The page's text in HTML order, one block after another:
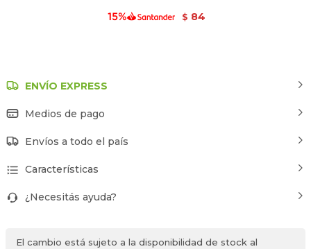
$ 84
ENVÍO EXPRESS
Medios de pago
Envíos a todo el país
Características
¿Necesitás ayuda?
El cambio está sujeto a la disponibilidad de stock al